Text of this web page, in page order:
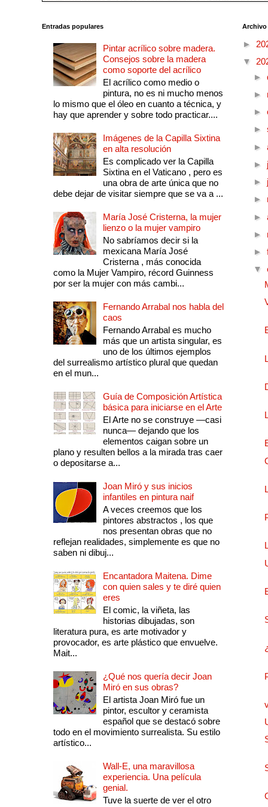
Entradas populares
Pintar acrílico sobre madera.
Consejos sobre la madera
como soporte del acrílico
El acrílico como medio o
pintura, no es ni mucho menos
lo mismo que el óleo en cuanto a técnica, y
hay que aprender y sobre todo practicar....
Imágenes de la Capilla Sixtina
en alta resolución
Es complicado ver la Capilla
Sixtina en el Vaticano , pero es
una obra de arte única que no
debe dejar de visitar siempre que se va a ...
María José Cristerna, la mujer
lienzo o la mujer vampiro
No sabríamos decir si la
mexicana María José
Cristerna , más conocida
como la Mujer Vampiro, récord Guinness
por ser la mujer con más cambi...
Fernando Arrabal nos habla del
caos
Fernando Arrabal es mucho
más que un artista singular, es
uno de los últimos ejemplos
del surrealismo artístico plural que quedan
en el mun...
Guía de Composición Artística
básica para iniciarse en el Arte
El Arte no se construye —casi
nunca— dejando que los
elementos caigan sobre un
plano y resulten bellos a la mirada tras caer
o depositarse a...
Joan Miró y sus inicios
infantiles en pintura naif
A veces creemos que los
pintores abstractos , los que
nos presentan obras que no
reflejan realidades, simplemente es que no
saben ni dibuj...
Encantadora Maitena. Dime
con quien sales y te diré quien
eres
El comic, la viñeta, las
historias dibujadas, son
literatura pura, es arte motivador y
provocador, es arte plástico que envuelve.
Mait...
¿Qué nos quería decir Joan
Miró en sus obras?
El artista Joan Miró fue un
pintor, escultor y ceramista
español que se destacó sobre
todo en el movimiento surrealista. Su estilo
artístico...
Wall-E, una maravillosa
experiencia. Una película
genial.
Tuve la suerte de ver el otro
►
▼
►
►
►
►
►
►
►
►
►
►
►
▼